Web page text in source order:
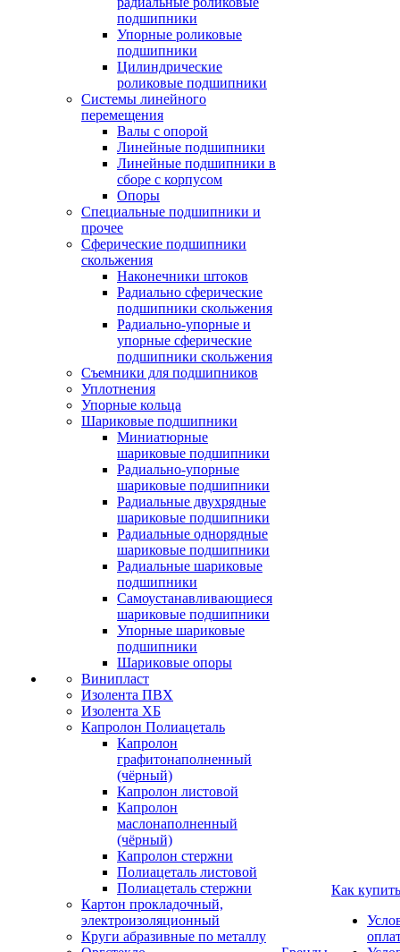
подшипники
Упорные роликовые
подшипники
Цилиндрические
роликовые подшипники
Системы линейного
перемещения
Валы с опорой
Линейные подшипники
Линейные подшипники в
сборе с корпусом
Опоры
Специальные подшипники и
прочее
Сферические подшипники
скольжения
Наконечники штоков
Радиально сферические
подшипники скольжения
Радиально-упорные и
упорные сферические
подшипники скольжения
Съемники для подшипников
Уплотнения
Упорные кольца
Шариковые подшипники
Миниатюрные
шариковые подшипники
Радиально-упорные
шариковые подшипники
Радиальные двухрядные
шариковые подшипники
Радиальные однорядные
шариковые подшипники
Радиальные шариковые
подшипники
Самоустанавливающиеся
шариковые подшипники
Упорные шариковые
подшипники
Шариковые опоры
Винипласт
Изолента ПВХ
Изолента ХБ
Капролон Полиацеталь
Капролон
графитонаполненный
(чёрный)
Капролон листовой
Капролон
маслонаполненный
(чёрный)
Капролон стержни
Полиацеталь листовой
Полиацеталь стержни
Картон прокладочный,
электроизоляционный
Круги абразивные по металлу
Как купить